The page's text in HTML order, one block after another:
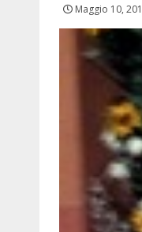
Maggio 10,